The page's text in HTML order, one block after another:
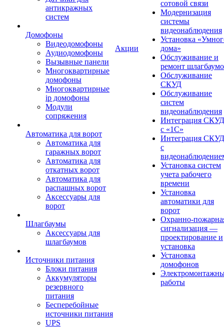
антикражных
систем
Домофоны
Видеодомофоны
Аудиодомофоны
Вызывные панели
Многоквартирные
домофоны
Многоквартирные
ip домофоны
Модули
сопряжения
Автоматика для ворот
Автоматика для
гаражных ворот
Автоматика для
откатных ворот
Автоматика для
распашных ворот
Аксессуары для
ворот
Шлагбаумы
Аксессуары для
шлагбаумов
Источники питания
Блоки питания
Аккумуляторы
резервного
питания
Бесперебойные
источники питания
UPS
Акции
сотовой связи
Модернизация
системы
видеонаблюдения
Установка
дома»
Обслуживание и
ремонт
Обслуживание
СКУД
Обслуживание
систем
видеонаблюдения
Интеграция СКУД
с «1С»
Интеграция СКУД
с
Установка систем
учета рабочего
времени
Установка
автоматики для
ворот
Охранно-
сигнализация —
проектирование и
установка
Установка
домофонов
работы